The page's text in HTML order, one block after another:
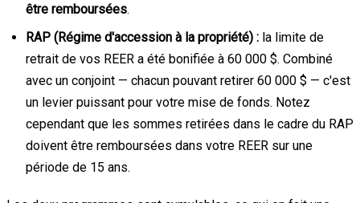
être remboursées.
RAP (Régime d'accession à la propriété) : la limite de
retrait de vos REER a été bonifiée à 60 000 $. Combiné
avec un conjoint — chacun pouvant retirer 60 000 $ — c'est
un levier puissant pour votre mise de fonds. Notez
cependant que les sommes retirées dans le cadre du RAP
doivent être remboursées dans votre REER sur une
période de 15 ans.